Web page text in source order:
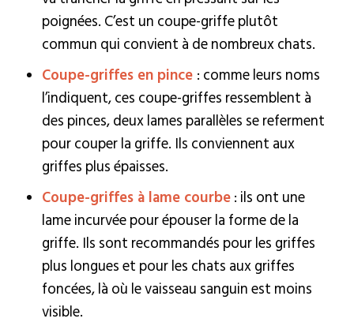
poignées. C’est un coupe-griffe plutôt
commun qui convient à de nombreux chats.
Coupe-griffes en pince : comme leurs noms
l’indiquent, ces coupe-griffes ressemblent à
des pinces, deux lames parallèles se referment
pour couper la griffe. Ils conviennent aux
griffes plus épaisses.
Coupe-griffes à lame courbe: ils ont une
lame incurvée pour épouser la forme de la
griffe. Ils sont recommandés pour les griffes
plus longues et pour les chats aux griffes
foncées, là où le vaisseau sanguin est moins
visible.